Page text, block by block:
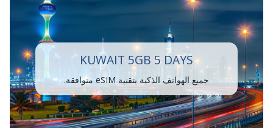
KUWAIT 5GB 5 DAYS
جميع الهواتف الذكية بتقنية eSIM متوافقة.